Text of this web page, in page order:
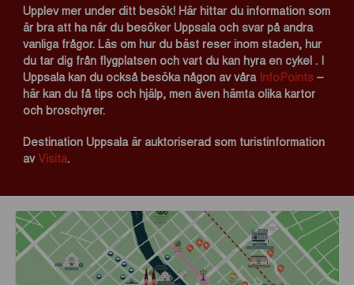
Upplev mer under ditt besök! Här hittar du information som
är bra att ha när du besöker Uppsalaoch svar på andra
vanliga frågor.Läs om hur du bäst reser inom staden, hur
du tar dig från flygplatsen och vart du kan hyra en cykel . I
Uppsala kan du också besöka någon av våra InfoPoints–
här kan du få tips och hjälp, men även hämta olika kartor
och broschyrer.
Destination Uppsala är auktoriserad som turistinformation
avVisita.